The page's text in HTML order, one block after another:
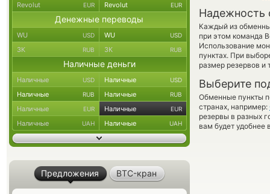
Надежность
Каждый из
при этом команда
Использование
пунктах. При
размер резервов и
Выберите
Обменные пункты
странах, например:
резервы в разных
вам будет удобнее
Revolut EUR Revolut EUR
Денежные переводы
WU USD WU USD
ЗК RUB ЗК RUB
Наличные деньги
Наличные USD Наличные USD
Наличные RUB Наличные RUB
Наличные EUR Наличные EUR
Наличные UAH Наличные UAH
Предложения BTC-кран